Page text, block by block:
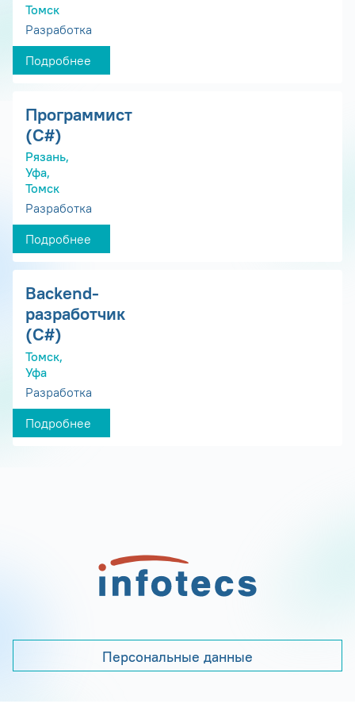
Томск
Разработка
Подробнее
Программист
(С#)
Рязань,
Уфа,
Томск
Разработка
Подробнее
Backend-
разработчик
(C#)
Томск,
Уфа
Разработка
Подробнее
Персональные данные